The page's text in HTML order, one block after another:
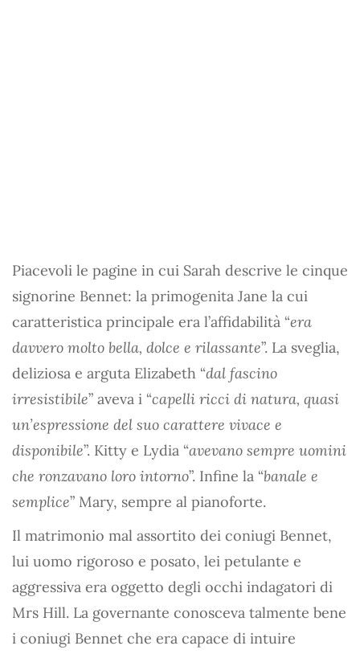
Piacevoli le pagine in cui Sarah descrive le cinque
signorine Bennet: la primogenita Jane la cui
caratteristica principale era l’affidabilità “era
davvero molto bella, dolce e rilassante”. La sveglia,
deliziosa e arguta Elizabeth “dal fascino
irresistibile” aveva i “capelli ricci di natura, quasi
un’espressione del suo carattere vivace e
disponibile”. Kitty e Lydia “avevano sempre uomini
che ronzavano loro intorno”. Infine la “banale e
semplice” Mary, sempre al pianoforte.
Il matrimonio mal assortito dei coniugi Bennet,
lui uomo rigoroso e posato, lei petulante e
aggressiva era oggetto degli occhi indagatori di
Mrs Hill. La governante conosceva talmente bene
i coniugi Bennet che era capace di intuire